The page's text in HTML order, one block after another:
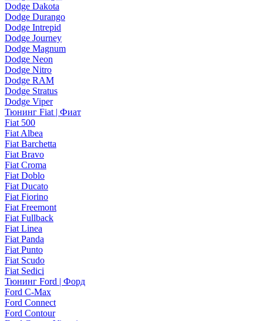
Dodge Dakota
Dodge Durango
Dodge Intrepid
Dodge Journey
Dodge Magnum
Dodge Neon
Dodge Nitro
Dodge RAM
Dodge Stratus
Dodge Viper
Тюнинг Fiat | Фиат
Fiat 500
Fiat Albea
Fiat Barchetta
Fiat Bravo
Fiat Croma
Fiat Doblo
Fiat Ducato
Fiat Fiorino
Fiat Freemont
Fiat Fullback
Fiat Linea
Fiat Panda
Fiat Punto
Fiat Scudo
Fiat Sedici
Тюнинг Ford | Форд
Ford C-Max
Ford Connect
Ford Contour